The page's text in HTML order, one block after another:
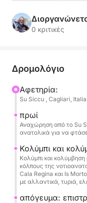
Mari Pintau με την
γαλαζοπράσινα
πλούσιο απεριτίφ
πλοίο: μια
ελιές και ψωμί
Στο πλοίο, θα
νερού, ενός μίνι
πατατάκια για να
0 κριτικές
Δρομολόγιο
Αφετηρία:
Su Siccu , Cagliari, Italia
πρωί
Αναχώρηση από το Su
ανατολικά για να
Κολύμπι και
Κολύμπι και
κόλπους της
Cala Regina και Is
με αλλαντικά, τυριά,
απόγευμα: